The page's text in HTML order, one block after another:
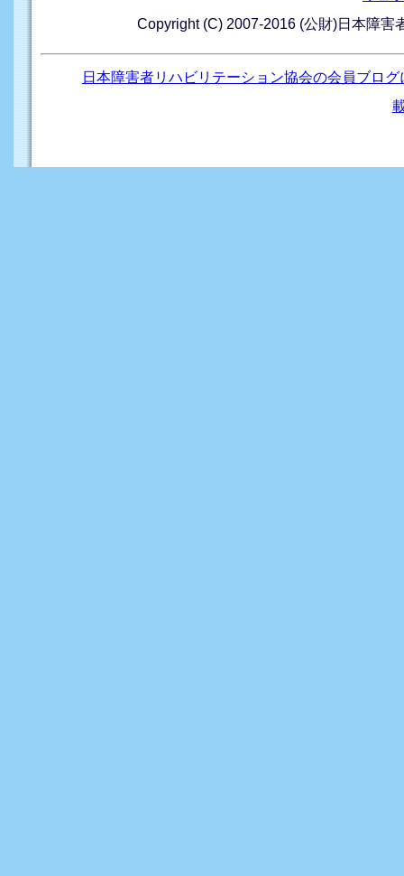
Copyright (C) 2007-2016 (公財)日本障
日本障害者リハビリテーション協会の会員ブロ